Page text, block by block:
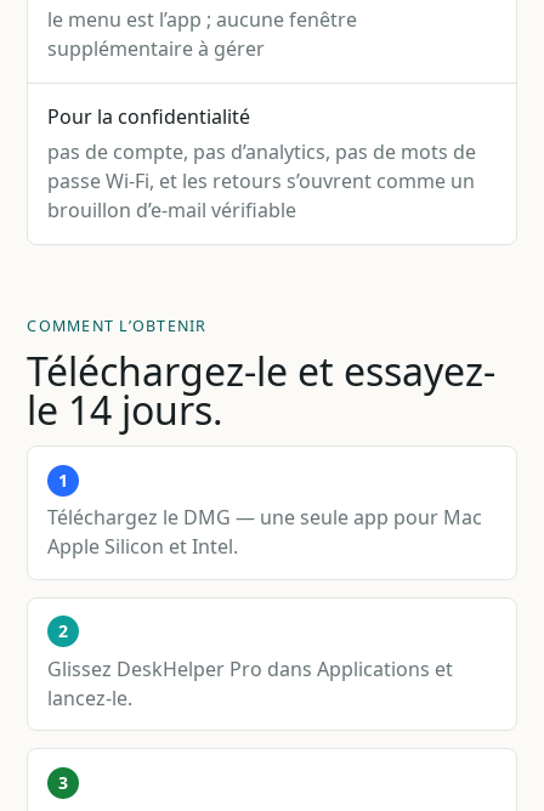
le menu est l’app ; aucune fenêtre
supplémentaire à gérer
Pour la confidentialité
pas de compte, pas d’analytics, pas de mots de
passe Wi-Fi, et les retours s’ouvrent comme un
brouillon d’e-mail vérifiable
COMMENT L’OBTENIR
Téléchargez-le et essayez-
le 14 jours.
1
Téléchargez le DMG — une seule app pour Mac
Apple Silicon et Intel.
2
Glissez DeskHelper Pro dans Applications et
lancez-le.
3